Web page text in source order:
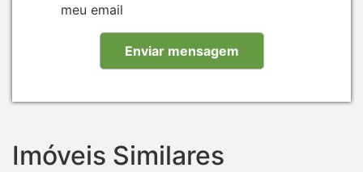
meu email
Imóveis Similares